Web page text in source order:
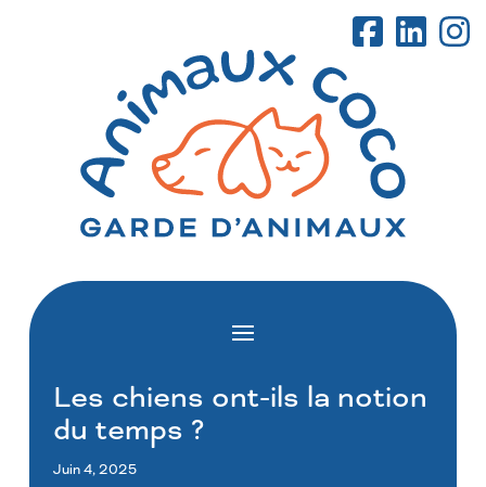
Les chiens ont-ils la notion
du temps ?
Juin 4, 2025